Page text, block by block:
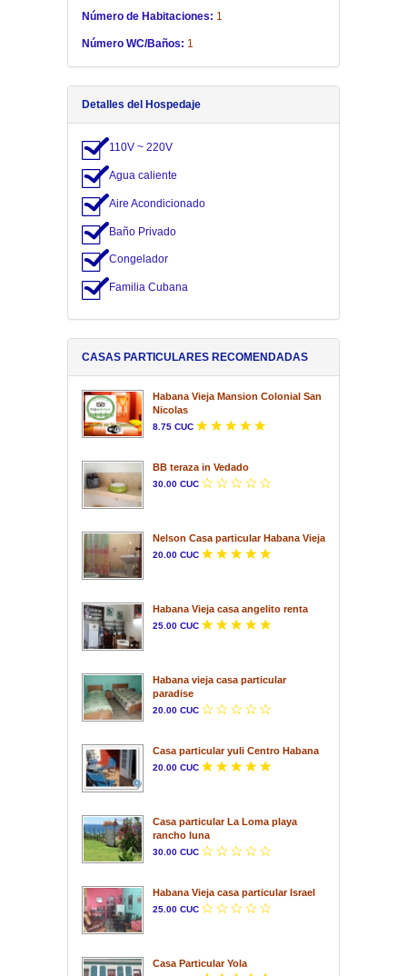
Número de Habitaciones: 1
Número WC/Baños: 1
Detalles del Hospedaje
110V ~ 220V
Agua caliente
Aire Acondicionado
Baño Privado
Congelador
Familia Cubana
CASAS PARTICULARES RECOMENDADAS
Habana Vieja Mansion Colonial San
Nicolas
8.75 CUC
BB teraza in Vedado
30.00 CUC
Nelson Casa particular Habana Vieja
20.00 CUC
Habana Vieja casa angelito renta
25.00 CUC
Habana vieja casa particular
paradise
20.00 CUC
Casa particular yuli Centro Habana
20.00 CUC
Casa particular La Loma playa
rancho luna
30.00 CUC
Habana Vieja casa particular Israel
25.00 CUC
Casa Particular Yola